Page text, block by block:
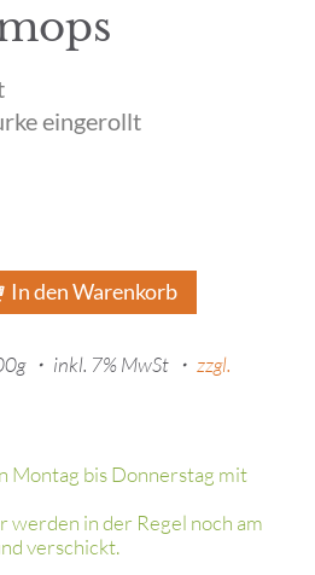
eingerollt
In den Warenkorb
・ inkl. 7% MwSt ・ zzgl.
Montag bis Donnerstag mit
werden in der Regel noch am
verschickt.